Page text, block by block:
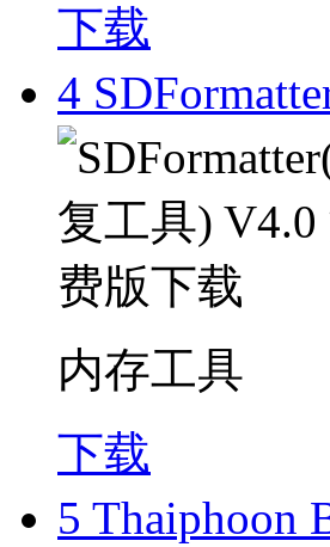
下载
4
内存工具
下载
5 Thaiphoon